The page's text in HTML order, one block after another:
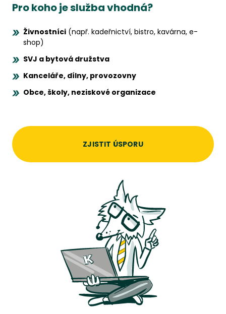
Pro koho je služba vhodná?
Živnostníci (např. kadeřnictví, bistro, kavárna, e-
shop)
SVJ a bytová družstva
Kanceláře, dílny, provozovny
Obce, školy, neziskové organizace
ZJISTIT ÚSPORU